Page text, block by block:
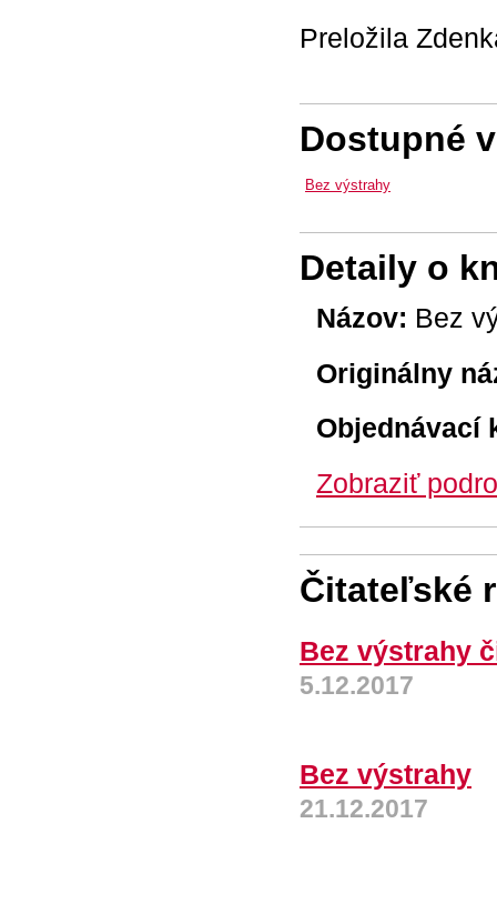
Preložila
Dostupné
Bez výstrahy
Detaily o
Názov: Bez
Originálny
Objednávací
Zobraziť
Čitateľské
Bez výstrahy
5.12.2017
Bez výstrahy
21.12.2017